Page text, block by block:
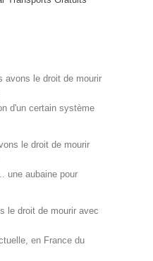
avons le droit de mourir
d'un certain système
le droit de mourir
une aubaine pour
le droit de mourir avec
en France du